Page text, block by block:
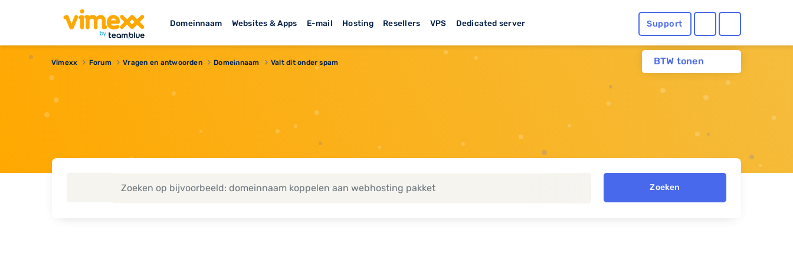
Domeinnaam Websites & Apps E-mail Hosting Resellers VPS Dedicated server Support
BTW tonen
Vimexx Forum Vragen en antwoorden Domeinnaam Valt dit onder spam
Zoeken